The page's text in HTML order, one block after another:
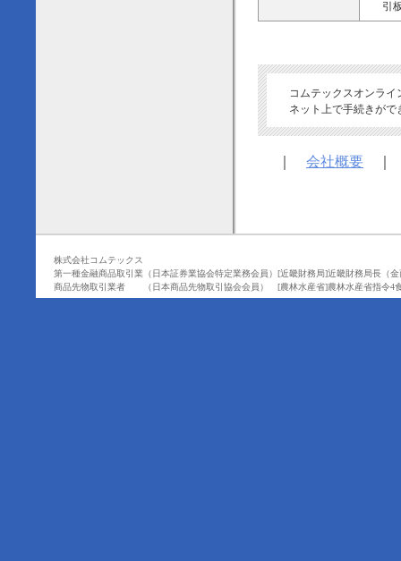
引板
コムテックスオンラ
ネット上で手続きが
会社概要
株式会社コムテックス
第一種金融商品取引業（日本証券業協会特定業務会員）[近畿財務局]近畿財務局長（金
商品先物取引業者
（日本商品先物取引協会会員） [農林水産省]農林水産省指令4